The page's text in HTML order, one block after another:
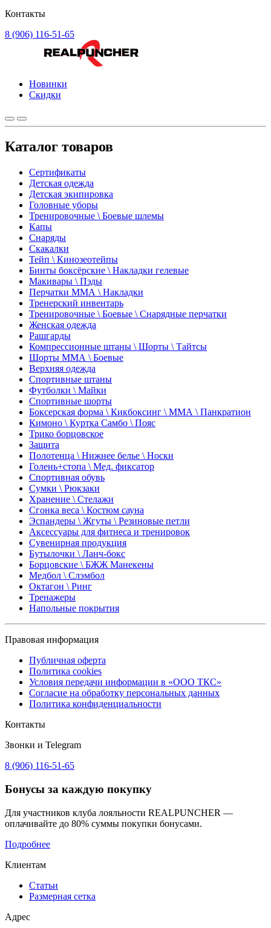
Контакты
8 (906) 116-51-65
Новинки
Скидки
Каталог товаров
Сертификаты
Детская одежда
Детская экипировка
Головные уборы
Тренировочные \ Боевые шлемы
Капы
Снаряды
Скакалки
Тейп \ Кинозеотейпы
Бинты боксёрские \ Накладки гелевые
Макивары \ Пэды
Перчатки ММА \ Накладки
Тренерский инвентарь
Тренировочные \ Боевые \ Снарядные перчатки
Женская одежда
Рашгарды
Компрессионные штаны \ Шорты \ Тайтсы
Шорты ММА \ Боевые
Верхняя одежда
Спортивные штаны
Футболки \ Майки
Спортивные шорты
Боксерская форма \ Кикбоксинг \ ММА \ Панкратион
Кимоно \ Куртка Самбо \ Пояс
Трико борцовское
Защита
Полотенца \ Нижнее белье \ Носки
Голень+стопа \ Мед. фиксатор
Спортивная обувь
Сумки \ Рюкзаки
Хранение \ Стелажи
Сгонка веса \ Костюм сауна
Эспандеры \ Жгуты \ Резиновые петли
Аксессуары для фитнеса и тренировок
Сувенирная продукция
Бутылочки \ Ланч-бокс
Борцовские \ БЖЖ Манекены
Медбол \ Слэмбол
Октагон \ Ринг
Тренажеры
Напольные покрытия
Правовая информация
Публичная оферта
Политика cookies
Условия передачи информации в «ООО ТКС»
Согласие на обработку персональных данных
Политика конфиденциальности
Контакты
Звонки и Telegram
8 (906) 116-51-65
Бонусы за каждую покупку
Для участников клуба лояльности REALPUNCHER —
оплачивайте до 80% суммы покупки бонусами.
Подробнее
Клиентам
Статьи
Размерная сетка
Адрес